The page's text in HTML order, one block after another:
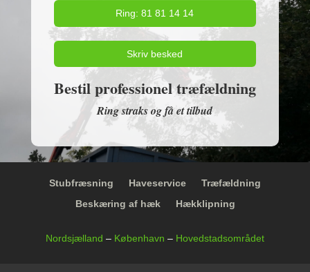
Ring: 81 81 14 14
Skriv besked
Bestil professionel træfældning
Ring straks og få et tilbud
Stubfræsning Haveservice
Træfældning
Beskæring af hæk
Hækklipning
Nordsjælland – København – Hovedstadsområdet